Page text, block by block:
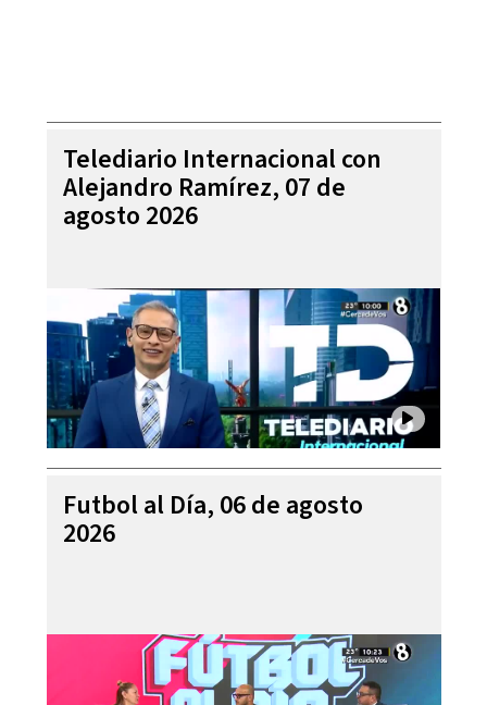
Telediario Internacional con
Alejandro Ramírez, 07 de
agosto 2026
Futbol al Día, 06 de agosto
2026